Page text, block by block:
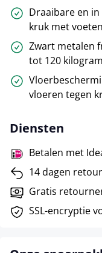
Draaibare en
kruk met
Zwart metalen
tot 120 kilogram
vloeren tegen
Diensten
Betalen met
14 dagen
Gratis
SSL-encryptie